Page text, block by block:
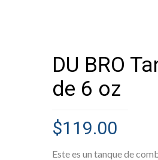
DU BRO
de 6 oz
$119.00
Este es un tanque de